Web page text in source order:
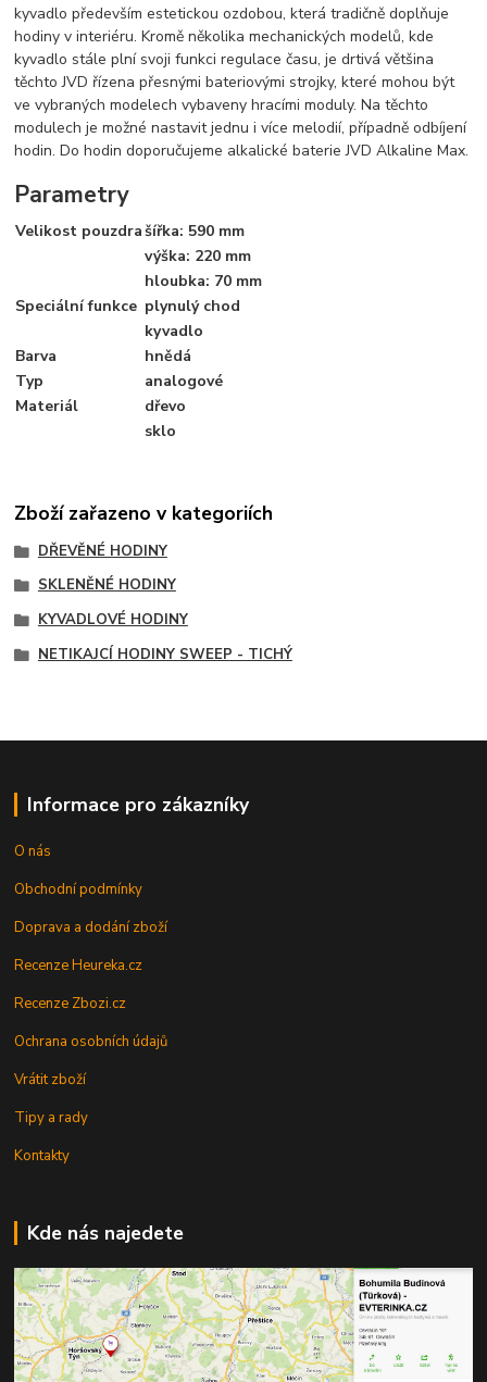
kyvadlo především estetickou ozdobou, která tradičně doplňuje
hodiny v interiéru. Kromě několika mechanických modelů, kde
kyvadlo stále plní svoji funkci regulace času, je drtivá většina
těchto JVD řízena přesnými bateriovými strojky, které mohou být
ve vybraných modelech vybaveny hracími moduly. Na těchto
modulech je možné nastavit jednu i více melodií, případně odbíjení
hodin. Do hodin doporučujeme alkalické baterie JVD Alkaline Max.
Parametry
Velikost pouzdrašířka: 590 mm
výška: 220 mm
hloubka: 70 mm
Speciální funkce plynulý chod
kyvadlo
Barva
hnědá
Typ
analogové
Materiál
dřevo
sklo
Zboží zařazeno v kategoriích
DŘEVĚNÉ HODINY
SKLENĚNÉ HODINY
KYVADLOVÉ HODINY
NETIKAJCÍ HODINY SWEEP - TICHÝ
Informace pro zákazníky
O nás
Obchodní podmínky
Doprava a dodání zboží
Recenze Heureka.cz
Recenze Zbozi.cz
Ochrana osobních údajů
Vrátit zboží
Tipy a rady
Kontakty
Kde nás najedete